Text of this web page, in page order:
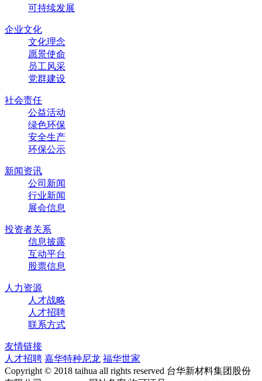
可持续发展
企业文化
文化理念
愿景使命
员工风采
党群建设
社会责任
公益活动
绿色环保
安全生产
环保公示
新闻资讯
公司新闻
行业新闻
展会信息
投资者关系
信息披露
互动平台
股票信息
人力资源
人才战略
人才招聘
联系方式
友情链接
人才招聘 嘉华特种尼龙 福华世家
Copyright © 2018 taihua all rights reserved 台华新材料集团股份